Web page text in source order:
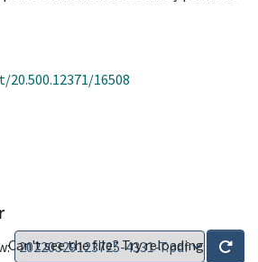
16508
Can't see the file? Try reloading